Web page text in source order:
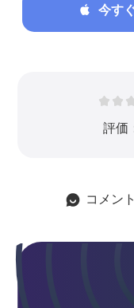
今す
評価
コメン